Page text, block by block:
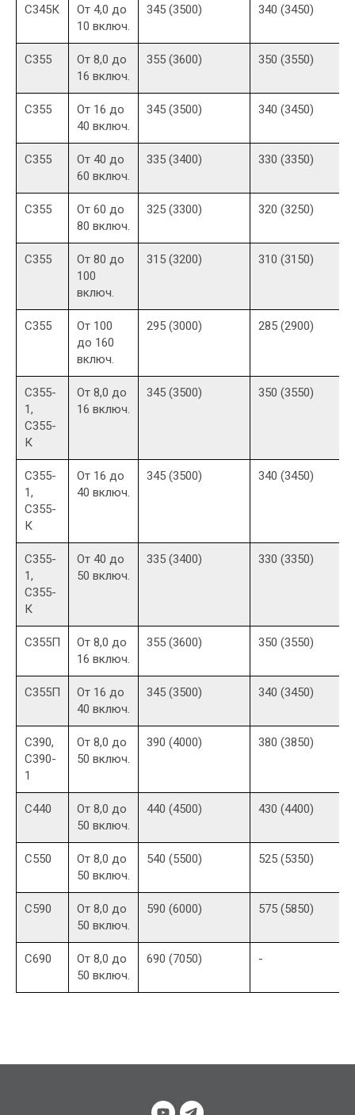
С345К
От 4,0 до
10 включ.
345 (3500) 340 (3450)
С355
От 8,0 до
16 включ.
355 (3600) 350 (3550)
С355
От 16 до
40 включ.
345 (3500) 340 (3450)
С355
От 40 до
60 включ.
335 (3400) 330 (3350)
С355
От 60 до
80 включ.
325 (3300) 320 (3250)
С355
От 80 до
100
включ.
315 (3200) 310 (3150)
С355
От 100
до 160
включ.
295 (3000) 285 (2900)
С355-
1,
С355-
К
От 8,0 до
16 включ.
345 (3500) 350 (3550)
С355-
1,
С355-
К
От 16 до
40 включ.
345 (3500) 340 (3450)
С355-
1,
С355-
К
От 40 до
50 включ.
335 (3400) 330 (3350)
С355П
От 8,0 до
16 включ.
355 (3600) 350 (3550)
С355П
От 16 до
40 включ.
345 (3500) 340 (3450)
С390,
С390-
1
От 8,0 до
50 включ.
390 (4000) 380 (3850)
С440
От 8,0 до
50 включ.
440 (4500) 430 (4400)
С550
От 8,0 до
50 включ.
540 (5500) 525 (5350)
С590
От 8,0 до
50 включ.
590 (6000) 575 (5850)
С690
От 8,0 до
50 включ.
690 (7050) -